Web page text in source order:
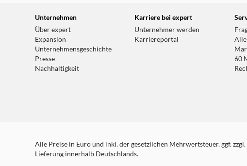
Unternehmen
Über expert
Expansion
Unternehmensgeschichte
Presse
Nachhaltigkeit
Karriere bei expert
Unternehmer werden
Karriereportal
60
Alle Preise in Euro und inkl. der gesetzlichen Mehrwertsteuer. ggf.
Lieferung innerhalb Deutschlands.